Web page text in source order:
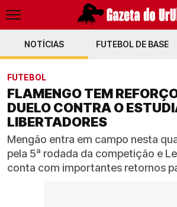
NOTÍCIAS FUTEBOL DE BASE
FUTEBOL
FLAMENGO TEM
DUELO CONTRA O
LIBERTADORES
Mengão entra em campo nesta
pela 5ª rodada da competição e
conta com importantes retornos